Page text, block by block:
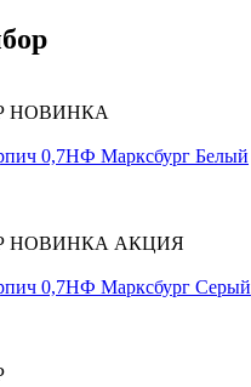
НОВИНКА
0,7НФ Марксбург Белый
НОВИНКА АКЦИЯ
0,7НФ Марксбург Серый